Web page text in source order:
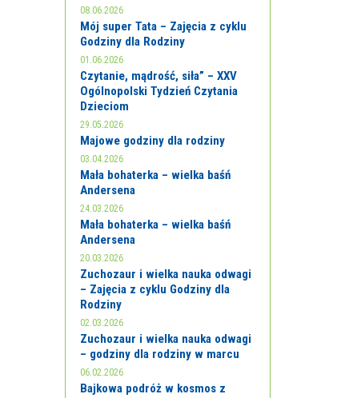
08.06.2026
Mój super Tata – Zajęcia z cyklu
Godziny dla Rodziny
01.06.2026
Czytanie, mądrość, siła” – XXV
Ogólnopolski Tydzień Czytania
Dzieciom
29.05.2026
Majowe godziny dla rodziny
03.04.2026
Mała bohaterka – wielka baśń
Andersena
24.03.2026
Mała bohaterka – wielka baśń
Andersena
20.03.2026
Zuchozaur i wielka nauka odwagi
– Zajęcia z cyklu Godziny dla
Rodziny
02.03.2026
Zuchozaur i wielka nauka odwagi
– godziny dla rodziny w marcu
06.02.2026
Bajkowa podróż w kosmos z